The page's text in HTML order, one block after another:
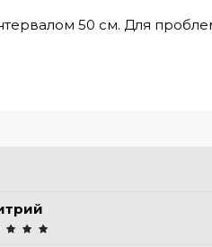
50 см. Для